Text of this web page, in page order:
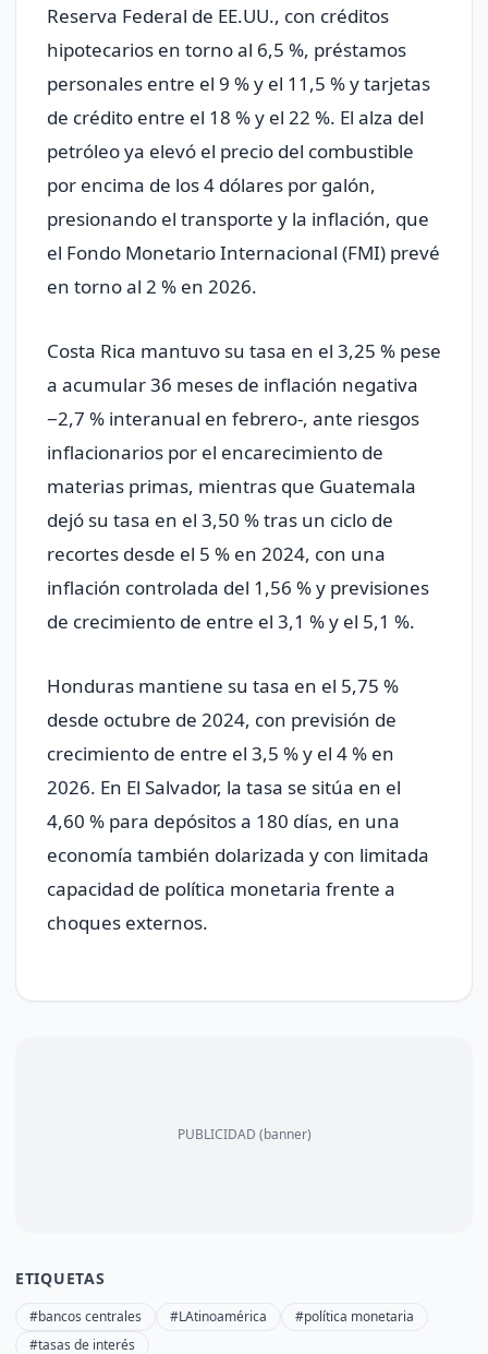
Reserva Federal de EE.UU., con créditos
hipotecarios en torno al 6,5 %, préstamos
personales entre el 9 % y el 11,5 % y tarjetas
de crédito entre el 18 % y el 22 %. El alza del
petróleo ya elevó el precio del combustible
por encima de los 4 dólares por galón,
presionando el transporte y la inflación, que
el Fondo Monetario Internacional (FMI) prevé
en torno al 2 % en 2026.
Costa Rica mantuvo su tasa en el 3,25 % pese
a acumular 36 meses de inflación negativa
−2,7 % interanual en febrero-, ante riesgos
inflacionarios por el encarecimiento de
materias primas, mientras que Guatemala
dejó su tasa en el 3,50 % tras un ciclo de
recortes desde el 5 % en 2024, con una
inflación controlada del 1,56 % y previsiones
de crecimiento de entre el 3,1 % y el 5,1 %.
Honduras mantiene su tasa en el 5,75 %
desde octubre de 2024, con previsión de
crecimiento de entre el 3,5 % y el 4 % en
2026. En El Salvador, la tasa se sitúa en el
4,60 % para depósitos a 180 días, en una
economía también dolarizada y con limitada
capacidad de política monetaria frente a
choques externos.
PUBLICIDAD (banner)
ETIQUETAS
#bancos centrales #LAtinoamérica
#política monetaria
#tasas de interés